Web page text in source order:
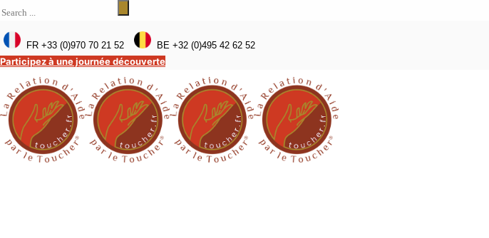
FR +33 (0)970 70 21 52 BE +32 (0)495 42 62 52
Participez à une journée découverte